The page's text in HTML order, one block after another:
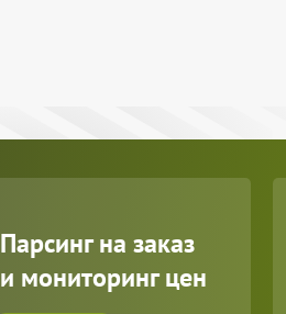
Парсинг на заказ
и мониторинг цен